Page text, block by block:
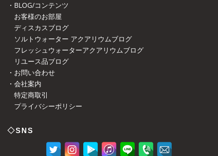
・BLOG/コンテンツ
お客様のお部屋
ディスカスブログ
ソルトウォーター アクアリウムブログ
フレッシュウォーターアクアリウムブログ
リユース品ブログ
・お問い合わせ
・会社案内
特定商取引
プライバシーポリシー
◇SNS